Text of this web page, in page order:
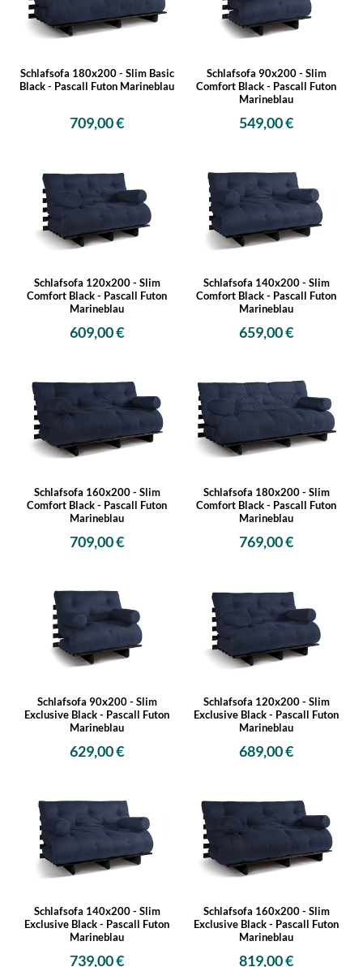
Schlafsofa 180x200 - Slim Basic
Black - Pascall Futon Marineblau
709,00 €
Schlafsofa 90x200 - Slim
Comfort Black - Pascall Futon
Marineblau
549,00 €
Schlafsofa 120x200 - Slim
Comfort Black - Pascall Futon
Marineblau
609,00 €
Schlafsofa 140x200 - Slim
Comfort Black - Pascall Futon
Marineblau
659,00 €
Schlafsofa 160x200 - Slim
Comfort Black - Pascall Futon
Marineblau
709,00 €
Schlafsofa 180x200 - Slim
Comfort Black - Pascall Futon
Marineblau
769,00 €
Schlafsofa 90x200 - Slim
Exclusive Black - Pascall Futon
Marineblau
629,00 €
Schlafsofa 120x200 - Slim
Exclusive Black - Pascall Futon
Marineblau
689,00 €
Schlafsofa 140x200 - Slim
Exclusive Black - Pascall Futon
Marineblau
739,00 €
Schlafsofa 160x200 - Slim
Exclusive Black - Pascall Futon
Marineblau
819,00 €